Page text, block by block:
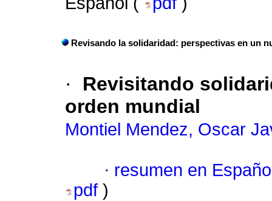
Revisando la solidaridad: perspectivas en un
·
Revisitando
orden mundial
Montiel Mendez, Oscar
· resumen en
pdf )